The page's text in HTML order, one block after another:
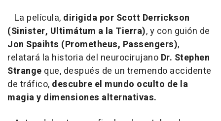
La película, dirigida por Scott Derrickson
(Sinister, Ultimátum a la Tierra), y con guión de
Jon Spaihts (Prometheus, Passengers),
relatará la historia del neurocirujano Dr. Stephen
Strange que, después de un tremendo accidente
de tráfico, descubre el mundo oculto de la
magia y dimensiones alternativas.